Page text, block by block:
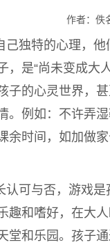
作者：
特的心理，他
，是“尚未变成大
子的心灵世界，
。例如：不许弄
余时间，如加做
与否，游戏是
趣和嗜好，在大
堂和乐园。孩子